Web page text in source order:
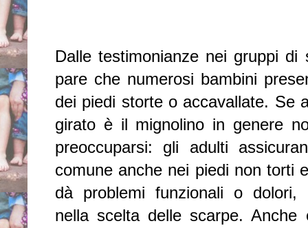
Dalle testimonianze nei gruppi di
pare che numerosi bambini
dei piedi storte o accavallate. Se
girato è il mignolino in genere
preoccuparsi: gli adulti
comune anche nei piedi non torti
dà problemi funzionali o dolori,
nella scelta delle scarpe.